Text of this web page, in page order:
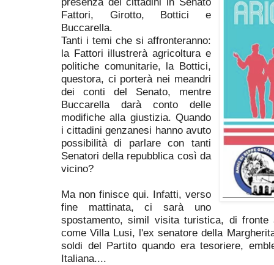
Fattori, Girotto, Bottici e
Buccarella.
Tanti i temi che si affronteranno:
la Fattori illustrerà agricoltura e
politiche comunitarie, la Bottici,
questora, ci porterà nei meandri
dei conti del Senato, mentre
Buccarella darà conto delle
modifiche alla giustizia. Quando
i cittadini genzanesi hanno avuto
possibilità di parlare con tanti
Senatori della repubblica così da
vicino?
Ma non finisce qui. Infatti, verso
fine mattinata, ci sarà uno
spostamento, simil visita turistica, di fronte
come Villa Lusi, l'ex senatore della
soldi del Partito quando era tesoriere,
Italiana....